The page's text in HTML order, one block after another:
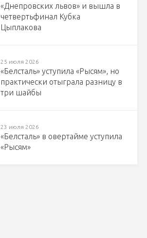
«Днепровских львов» и вышла в
четвертьфинал Кубка
Цыплакова
25 июля 2026
«Белсталь» уступила «Рысям», но
практически отыграла разницу в
три шайбы
23 июля 2026
«Белсталь» в овертайме уступила
«Рысям»